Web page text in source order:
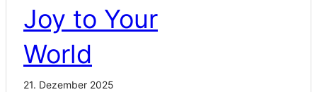
Joy to Your
World
21. Dezember 2025